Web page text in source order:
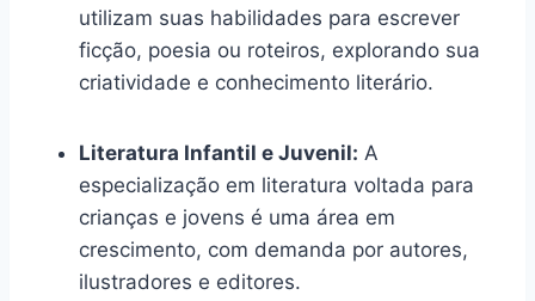
utilizam suas habilidades para escrever
ficção, poesia ou roteiros, explorando sua
criatividade e conhecimento literário.
Literatura Infantil e Juvenil: A
especialização em literatura voltada para
crianças e jovens é uma área em
crescimento, com demanda por autores,
ilustradores e editores.